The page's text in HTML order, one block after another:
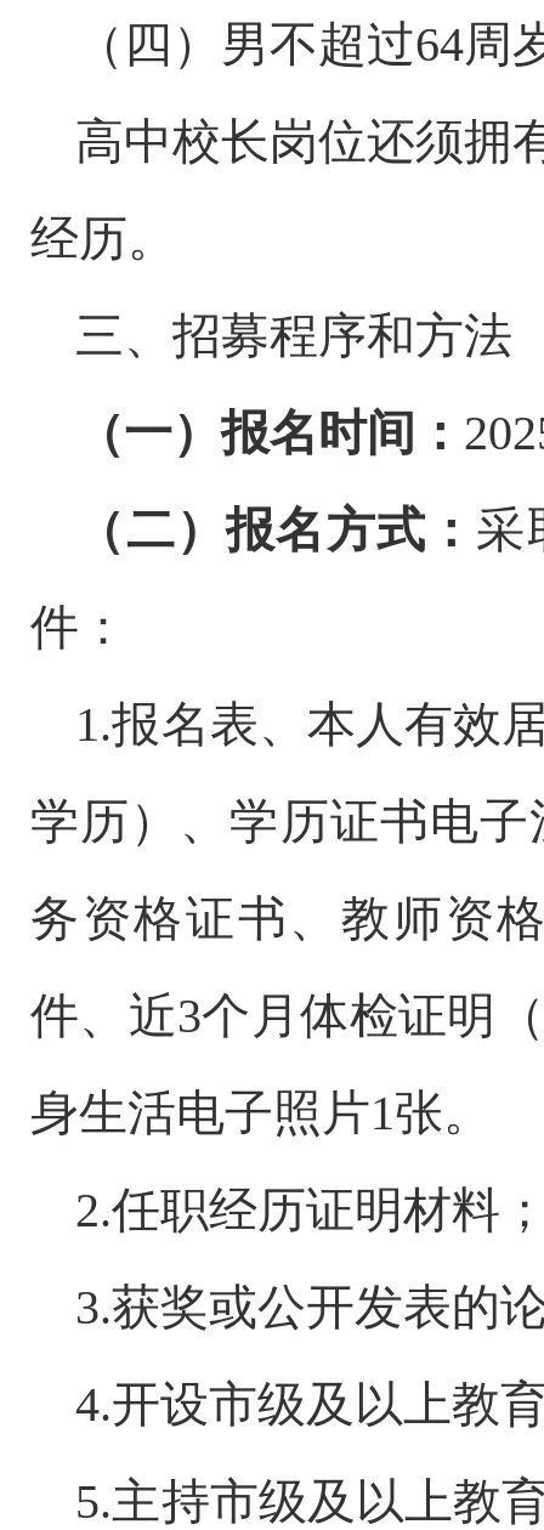
（ 四 ）男不超过64周
高中校长岗位还须拥
经历。
三、招募程序和方法
（一）报名时间 ： 202
（二）报名方式： 采
件：
1.报名表、 本人有效
学历）、学历证书电
务资格证书、教师资
件、 近3个月体检证明
身生活电子照片1张。
2.任职经历证明材料
3.获奖或公开发表的
4.开设市级及以上教
5.主持市级及以上教